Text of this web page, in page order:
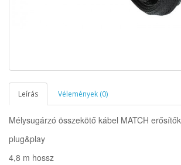
Leírás Vélemények (0)
Mélysugárzó összekötő kábel MATCH
plug&play
4,8 m hossz